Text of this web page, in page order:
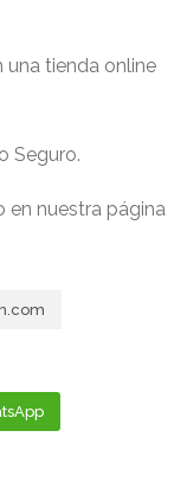
tienda online
Seguro.
en nuestra página